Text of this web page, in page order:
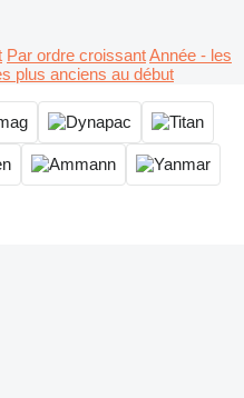
Par ordre croissantAnnée - les
plus anciens au début